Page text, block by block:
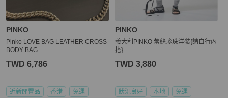
PINKO
Pinko LOVE BAG LEATHER CROSS
BODY BAG
TWD 6,786
近新閒置品 香港 免運
PINKO
義大利PINKO 蕾絲珍珠洋裝{請自行內
搭}
TWD 3,880
狀況良好 本地 免運